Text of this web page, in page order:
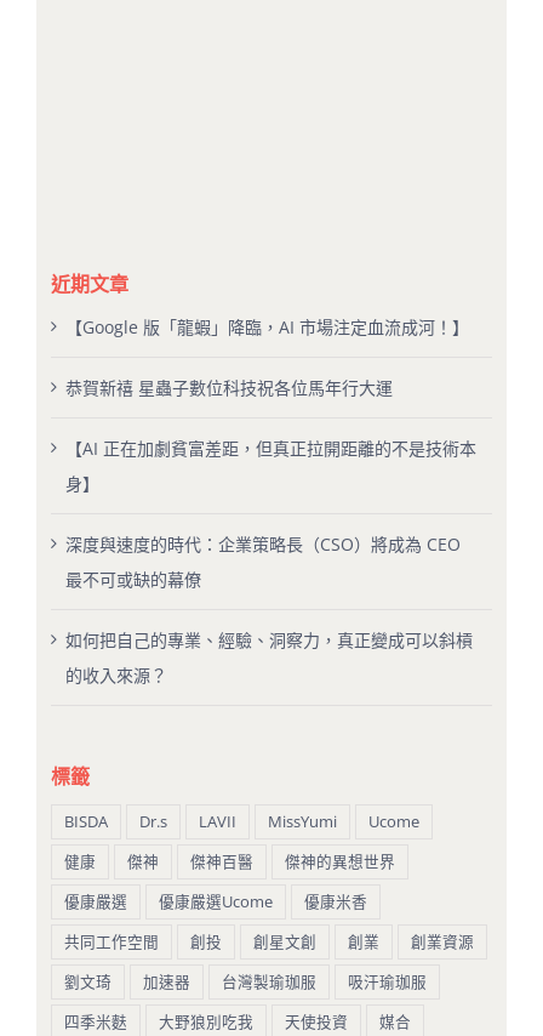
近期文章
【Google 版「龍蝦」降臨，AI 市場注定血流成河！】
恭賀新禧 星蟲子數位科技祝各位馬年行大運
【AI 正在加劇貧富差距，但真正拉開距離的不是技術本
身】
深度與速度的時代：企業策略長（CSO）將成為 CEO
最不可或缺的幕僚
如何把自己的專業、經驗、洞察力，真正變成可以斜槓
的收入來源？
標籤
BISDA Dr.s LAVII MissYumi
Ucome
健康
傑神 傑神百醫
傑神的異想世界
優康嚴選
優康嚴選Ucome
優康米香
共同工作空間
創投 創星文創 創業
創業資源
劉文琦
加速器 台灣製瑜珈服
吸汗瑜珈服
四季米麩
大野狼別吃我 天使投資 媒合